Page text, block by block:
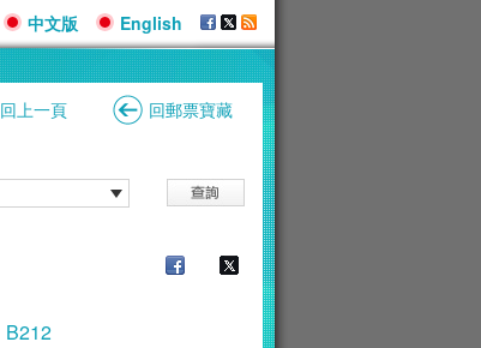
中文版 English
回上一頁 回郵票寶藏
B212